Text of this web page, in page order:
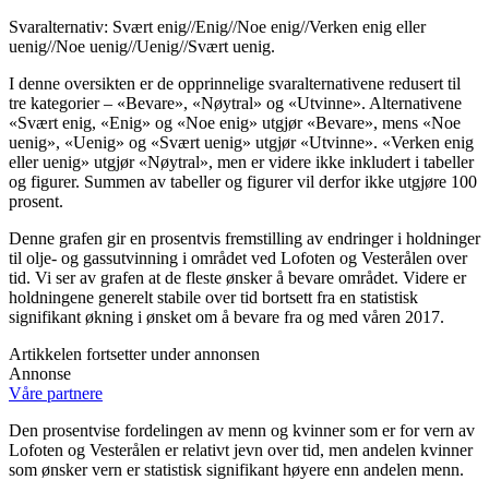
Svaralternativ: Svært enig//Enig//Noe enig//Verken enig eller
uenig//Noe uenig//Uenig//Svært uenig.
I denne oversikten er de opprinnelige svaralternativene redusert til
tre kategorier – «Bevare», «Nøytral» og «Utvinne». Alternativene
«Svært enig, «Enig» og «Noe enig» utgjør «Bevare», mens «Noe
uenig», «Uenig» og «Svært uenig» utgjør «Utvinne». «Verken enig
eller uenig» utgjør «Nøytral», men er videre ikke inkludert i tabeller
og figurer. Summen av tabeller og figurer vil derfor ikke utgjøre 100
prosent.
Denne grafen gir en prosentvis fremstilling av endringer i holdninger
til olje- og gassutvinning i området ved Lofoten og Vesterålen over
tid. Vi ser av grafen at de fleste ønsker å bevare området. Videre er
holdningene generelt stabile over tid bortsett fra en statistisk
signifikant økning i ønsket om å bevare fra og med våren 2017.
Artikkelen fortsetter under annonsen
Annonse
Våre partnere
Den prosentvise fordelingen av menn og kvinner som er for vern av
Lofoten og Vesterålen er relativt jevn over tid, men andelen kvinner
som ønsker vern er statistisk signifikant høyere enn andelen menn.